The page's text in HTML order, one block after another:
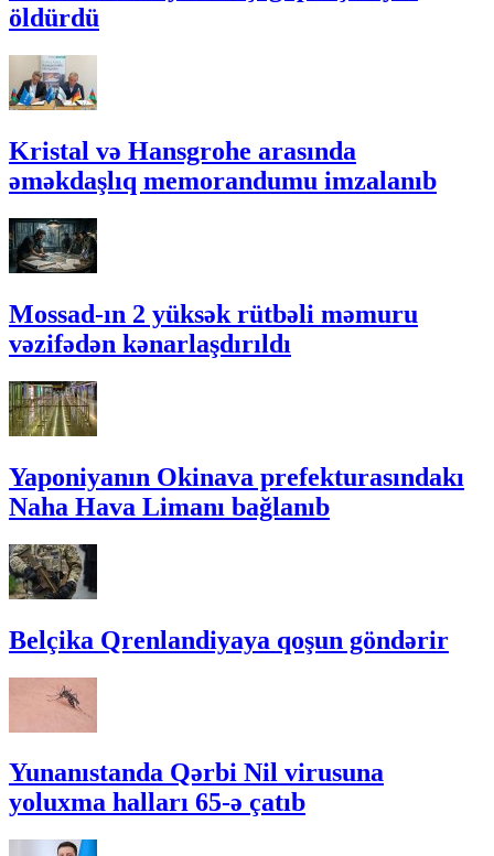
öldürdü
Kristal və Hansgrohe arasında
əməkdaşlıq memorandumu imzalanıb
Mossad-ın 2 yüksək rütbəli məmuru
vəzifədən kənarlaşdırıldı
Yaponiyanın Okinava prefekturasındakı
Naha Hava Limanı bağlanıb
Belçika Qrenlandiyaya qoşun göndərir
Yunanıstanda Qərbi Nil virusuna
yoluxma halları 65-ə çatıb